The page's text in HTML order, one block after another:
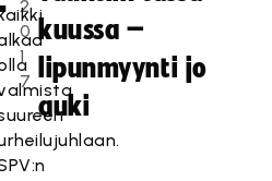
2
0
1
7
kuussa –
lipunmyynti jo
auki